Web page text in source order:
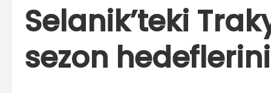
Selanik’teki
sezon